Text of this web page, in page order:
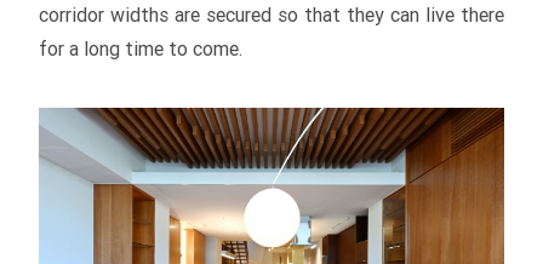
corridor widths are secured so that they can live there
for a long time to come.